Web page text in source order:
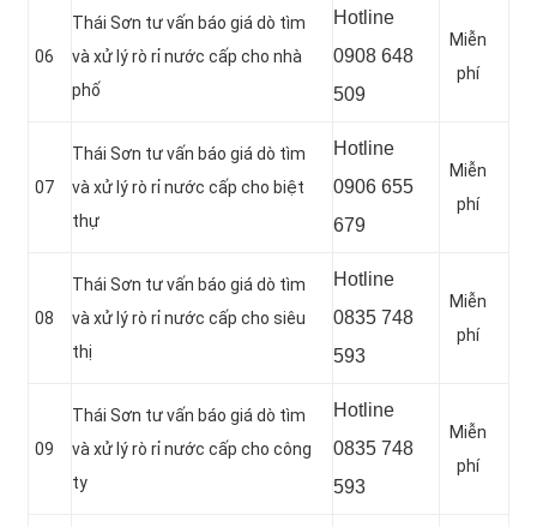
06
Thái Sơn tư vấn báo giá dò tìm
và xử lý rò rỉ nước cấp cho nhà
phố
Hotline
0908 648
509
Miễn
phí
07
Thái Sơn tư vấn báo giá dò tìm
và xử lý rò rỉ nước cấp cho biệt
thự
Hotline
0906 655
679
Miễn
phí
08
Thái Sơn tư vấn báo giá dò tìm
và xử lý rò rỉ nước cấp cho siêu
thị
Hotline
0835 748
593
Miễn
phí
09
Thái Sơn tư vấn báo giá dò tìm
và xử lý rò rỉ nước cấp cho công
ty
Hotline
0835 748
593
Miễn
phí